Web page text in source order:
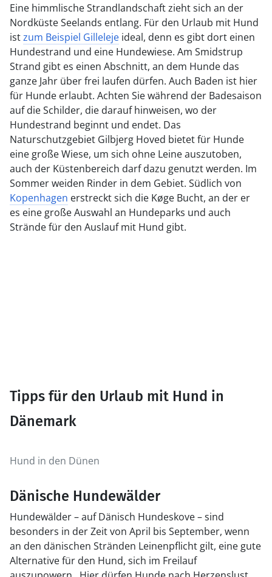
Eine himmlische Strandlandschaft zieht sich an der
Nordküste Seelands entlang. Für den Urlaub mit Hund
istzum Beispiel Gilleleje ideal, denn es gibt dort einen
Hundestrand und eine Hundewiese. Am Smidstrup
Strand gibt es einen Abschnitt, an dem Hunde das
ganze Jahr über frei laufen dürfen. Auch Baden ist hier
für Hunde erlaubt. Achten Sie während der Badesaison
auf die Schilder, die darauf hinweisen, wo der
Hundestrand beginnt und endet. Das
Naturschutzgebiet Gilbjerg Hoved bietet für Hunde
eine große Wiese, um sich ohne Leine auszutoben,
auch der Küstenbereich darf dazu genutzt werden. Im
Sommer weiden Rinder in dem Gebiet. Südlich von
Kopenhagen erstreckt sich die Køge Bucht, an der er
es eine große Auswahl an Hundeparks und auch
Strände für den Auslauf mit Hund gibt.
Hund in den Dünen
Tipps für den Urlaub mit Hund in
Dänemark
Dänische Hundewälder
Hundewälder – auf Dänisch Hundeskove – sind
besonders in der Zeit von April bis September, wenn
an den dänischen Stränden Leinenpflicht gilt, eine gute
Alternative für den Hund, sich im Freilauf